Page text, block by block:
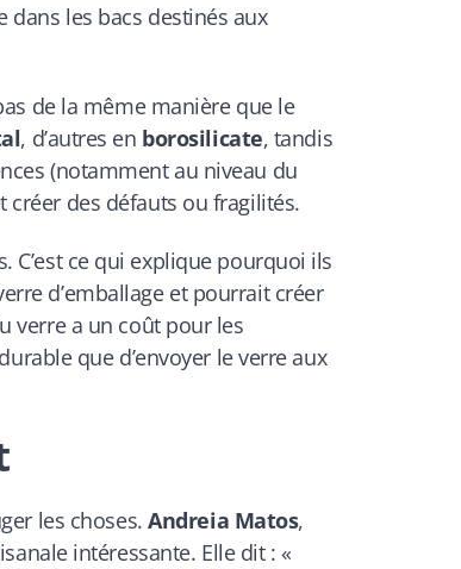
dans les bacs destinés aux
de la même manière que le
, d’autres en borosilicate, tandis
(notamment au niveau du
créer des défauts ou fragilités.
C’est ce qui explique pourquoi ils
d’emballage et pourrait créer
verre a un coût pour les
que d’envoyer le verre aux
les choses.Andreia Matos,
intéressante. Elle dit : «